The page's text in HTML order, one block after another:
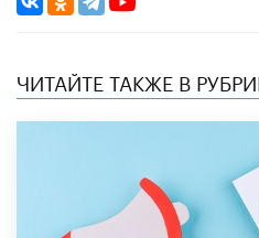
ЧИТАЙТЕ ТАКЖЕ В